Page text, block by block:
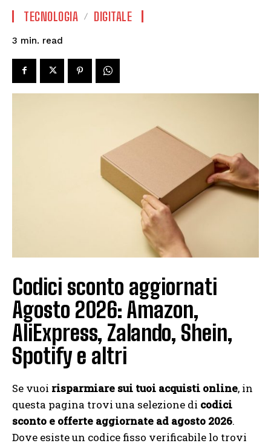
TECNOLOGIA DIGITALE
3 min. read
Codici sconto aggiornati
Agosto 2026: Amazon,
AliExpress, Zalando, Shein,
Spotify e altri
Se vuoi risparmiare sui tuoi acquisti online, in
questa pagina trovi una selezione di codici
sconto e offerte aggiornate ad agosto 2026.
Dove esiste un codice fisso verificabile lo trovi